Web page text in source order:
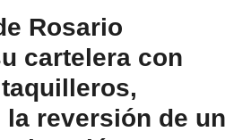
Rosario
cartelera con
reversión de un